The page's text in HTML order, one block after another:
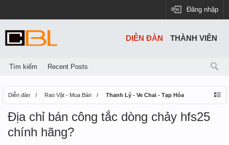
Đăng nhập
Diễn đàn Rao Vặt - Mua Bán Thanh Lý - Ve Chai - Tạp Hóa
Địa chỉ bán công tắc dòng chảy hfs25
chính hãng?
DIỄN ĐÀN
Tìm kiếm Recent Posts
THÀNH VIÊN